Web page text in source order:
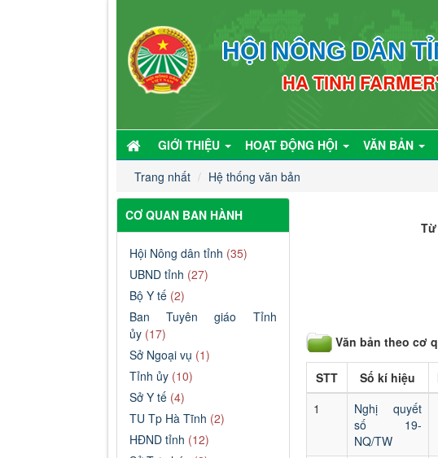
HỘI NÔNG DÂN
HA TINH
GIỚI THIỆU HOẠT ĐỘNG HỘI VĂN BẢN
Trang nhất
Hệ thống văn bản
Văn bản theo cơ
STT Số kí hiệu
1
Nghị quyết
số 19-
NQ/TW
CƠ QUAN BAN HÀNH
Hội Nông dân tỉnh (35)
UBND tỉnh (27)
Bộ Y tế (2)
Ban Tuyên giáo Tỉnh
ủy (17)
Sở Ngoại vụ (1)
Tỉnh ủy (10)
Sở Y tế (4)
TU Tp Hà Tĩnh (2)
HĐND tỉnh (12)